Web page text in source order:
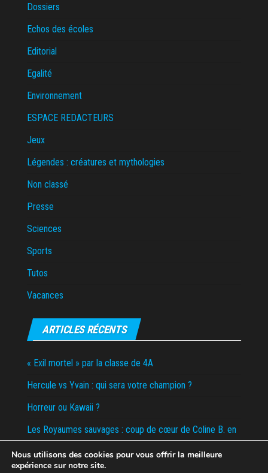
Dossiers
Echos des écoles
Editorial
Egalité
Environnement
ESPACE REDACTEURS
Jeux
Légendes : créatures et mythologies
Non classé
Presse
Sciences
Sports
Tutos
Vacances
ARTICLES RÉCENTS
« Exil mortel » par la classe de 4A
Hercule vs Yvain : qui sera votre champion ?
Horreur ou Kawaii ?
Les Royaumes sauvages : coup de cœur de Coline B. en
Tombola de la boum du collège – Appel aux dons
Nous utilisons des cookies pour vous offrir la meilleure
expérience sur notre site.